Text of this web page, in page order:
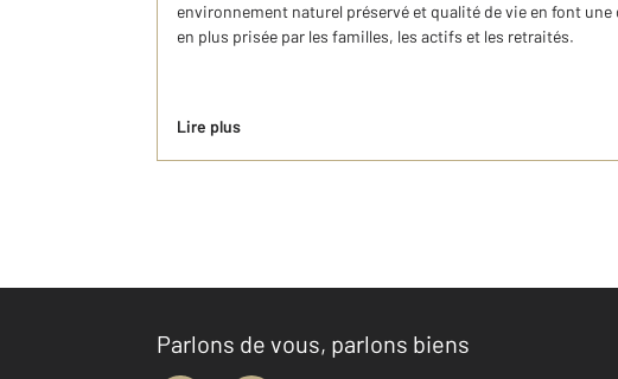
environnement naturel préservé et qualité de vie en font
en plus prisée par les familles, les actifs et les retraités.
Lire plus
Parlons de vous, parlons biens